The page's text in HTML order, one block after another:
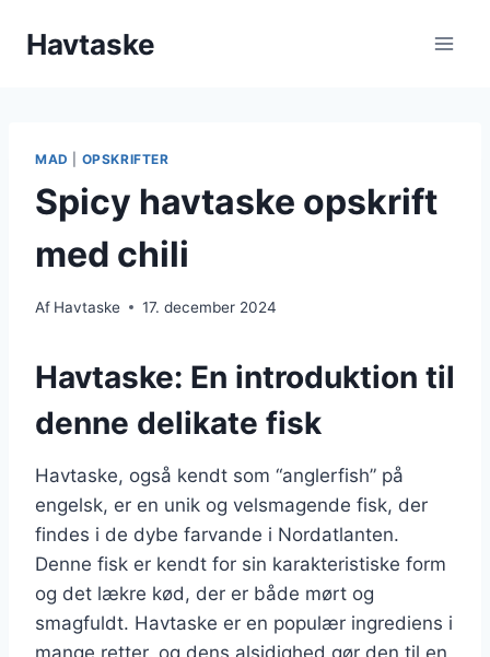
Havtaske
MAD OPSKRIFTER
Spicy havtaske opskrift
med chili
Af Havtaske 17. december 2024
Havtaske: En introduktion til
denne delikate fisk
Havtaske, også kendt som “anglerfish” på
engelsk, er en unik og velsmagende fisk, der
findes i de dybe farvande i Nordatlanten.
Denne fisk er kendt for sin karakteristiske form
og det lækre kød, der er både mørt og
smagfuldt. Havtaske er en populær ingrediens i
mange retter, og dens alsidighed gør den til en